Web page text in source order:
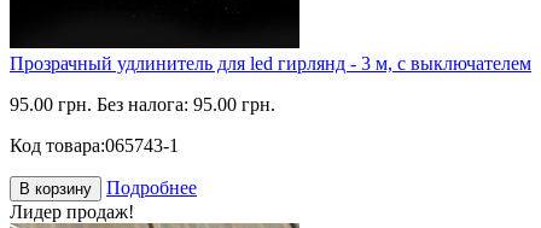
Прозрачный удлинитель для led гирлянд - 3 м, с выключателем
95.00 грн. Без налога: 95.00 грн.
Код товара:065743-1
В корзину
Подробнее
Лидер продаж!